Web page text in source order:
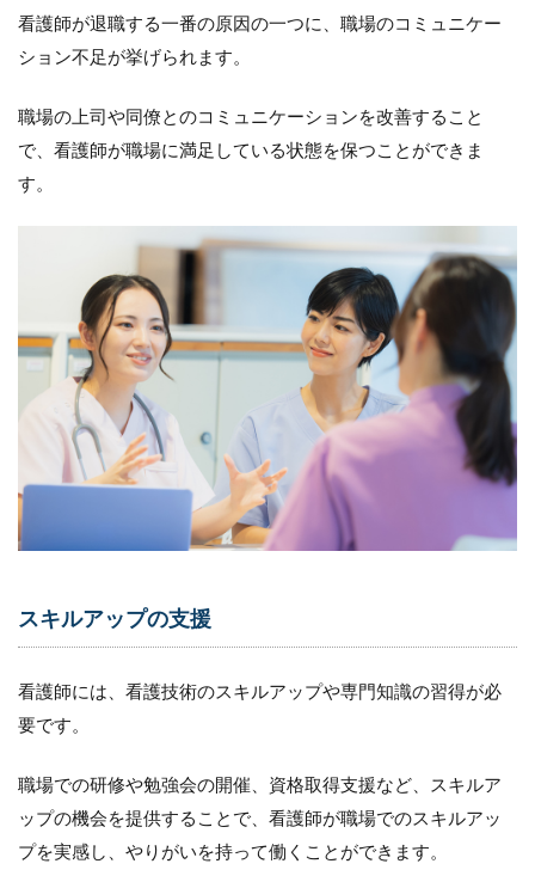
と
き
に
て
お
べ
4.1
（１）
経験や
スキル
につい
て
チーム
て
（３）
コミュ
ニケー
能力に
ついて
4.4
（４）
看護師が退職する一番の原因の一つに、職場のコミュニケー
ション不足が挙げられます。
職場の上司や同僚とのコミュニケーションを改善すること
で、看護師が職場に満足している状態を保つことができま
す。
スキルアップの支援
看護師には、看護技術のスキルアップや専門知識の習得が必
要です。
職場での研修や勉強会の開催、資格取得支援など、スキルア
ップの機会を提供することで、看護師が職場でのスキルアッ
プを実感し、やりがいを持って働くことができます。